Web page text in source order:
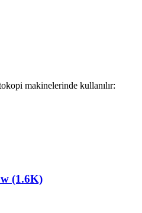
makinelerinde kullanılır:
(1.6K)